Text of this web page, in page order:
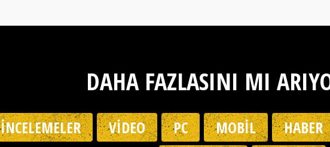
DAHA FAZLASINI MI
İNCELEMELER VIDEO PC MOBIL HABER